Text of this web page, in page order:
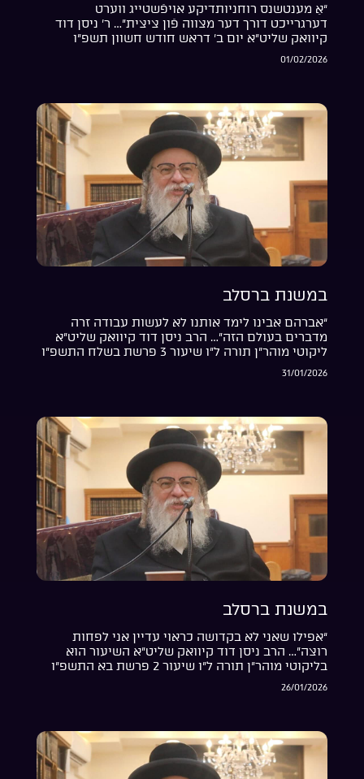
“אַ מענטשנס רוחניותדיקע אויפֿשטייג ווערט
דערגרייכט דורך דער מצווה פֿון ציצית”… ר’ ניסן דוד
קיוואק שליט”א יום ב’ דראש חודש חשוון תשפ”ו
01/02/2026
במשנת ברסלב
“אברהם אבינו לימד אותנו לא לעשות עבודה זרה
מדברים בעולם הזה”… הרב ניסן דוד קיוואק שליט”א
ליקוטי מוהר”ן תורה ל”ו שיעור 3 פרשת בשלח התשפ”ו
31/01/2026
במשנת ברסלב
“אפילו שאני לא בקדושה כראוי עדיין אני לפחות
רוצה”… הרב ניסן דוד קיוואק שליט”א השיעור הוא
בליקוטי מוהר”ן תורה ל”ו שיעור 2 פרשת בא התשפ”ו
26/01/2026